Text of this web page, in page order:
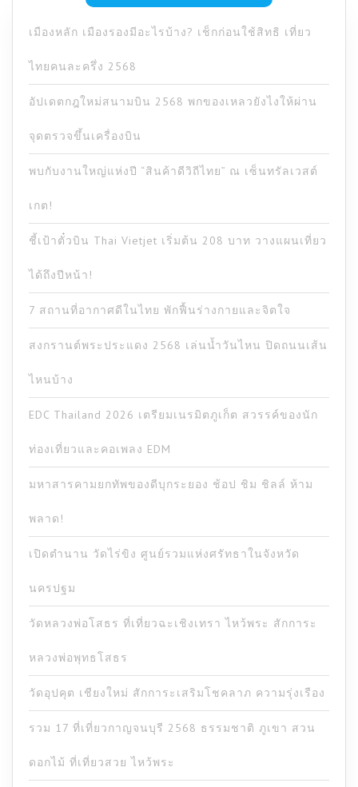
เมืองหลัก เมืองรองมีอะไรบ้าง? เช็กก่อนใช้สิทธิ เที่ยว
ไทยคนละครึ่ง 2568
อัปเดตกฎใหม่สนามบิน 2568 พกของเหลวยังไงให้ผ่าน
จุดตรวจขึ้นเครื่องบิน
พบกับงานใหญ่แห่งปี “สินค้าดีวิถีไทย” ณ เซ็นทรัลเวสต์
เกต!
ชี้เป้าตั๋วบิน Thai Vietjet เริ่มต้น 208 บาท วางแผนเที่ยว
ได้ถึงปีหน้า!
7 สถานที่อากาศดีในไทย พักฟื้นร่างกายและจิตใจ
สงกรานต์พระประแดง 2568 เล่นน้ำวันไหน ปิดถนนเส้น
ไหนบ้าง
EDC Thailand 2026 เตรียมเนรมิตภูเก็ต สวรรค์ของนัก
ท่องเที่ยวและคอเพลง EDM
มหาสารคามยกทัพของดีบุกระยอง ช้อป ชิม ชิลล์ ห้าม
พลาด!
เปิดตำนาน วัดไร่ขิง ศูนย์รวมแห่งศรัทธาในจังหวัด
นครปฐม
วัดหลวงพ่อโสธร ที่เที่ยวฉะเชิงเทรา ไหว้พระ สักการะ
หลวงพ่อพุทธโสธร
วัดอุปคุต เชียงใหม่ สักการะเสริมโชคลาภ ความรุ่งเรือง
รวม 17 ที่เที่ยวกาญจนบุรี 2568 ธรรมชาติ ภูเขา สวน
ดอกไม้ ที่เที่ยวสวย ไหว้พระ